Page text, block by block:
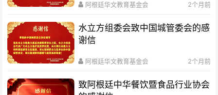
阿根廷华文教育基金会 2个月前
水立方组委会致中国城管委会的感
谢信
阿根廷华文教育基金会 2个月前
致阿根廷中华餐饮暨食品行业协会